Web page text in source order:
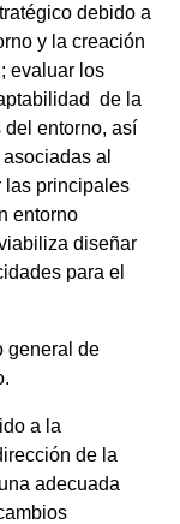
debido a
y la creación
evaluar los
de la
entorno, así
al
las principales
entorno
diseñar
para el
general de
a la
de la
adecuada